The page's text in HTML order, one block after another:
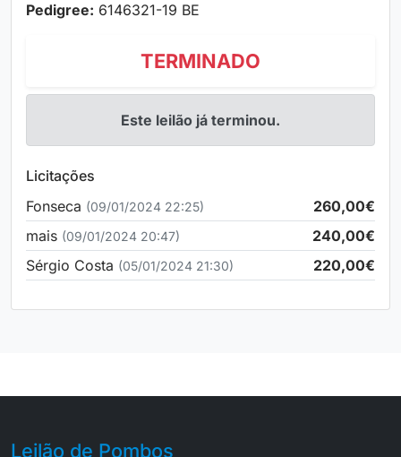
Pedigree: 6146321-19 BE
TERMINADO
Este leilão já terminou.
Licitações
Fonseca (09/01/2024 22:25)
260,00€
mais (09/01/2024 20:47)
240,00€
Sérgio Costa (05/01/2024 21:30) 220,00€
Leilão de Pombos